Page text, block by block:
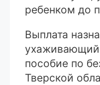
ребенком до
Выплата
ухаживающий
пособие по
Тверской